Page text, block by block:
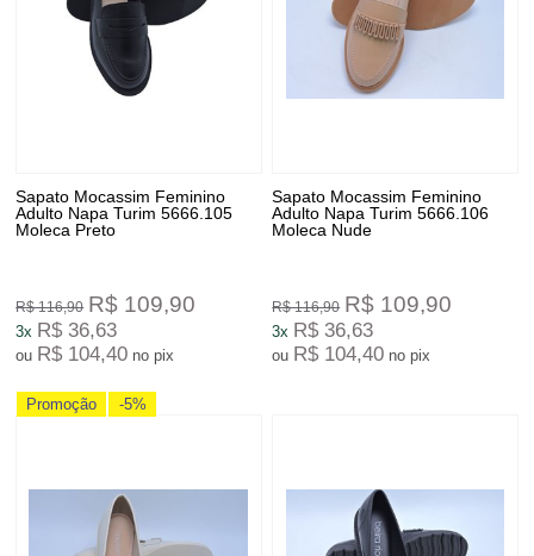
Sapato Mocassim Feminino
Adulto Napa Turim 5666.105
Moleca Preto
R$ 116,90 R$ 109,90
3x R$ 36,63
ou R$ 104,40 no pix
Sapato Mocassim Feminino
Adulto Napa Turim 5666.106
Moleca Nude
R$ 116,90 R$ 109,90
3x R$ 36,63
ou R$ 104,40 no pix
Promoção -5%